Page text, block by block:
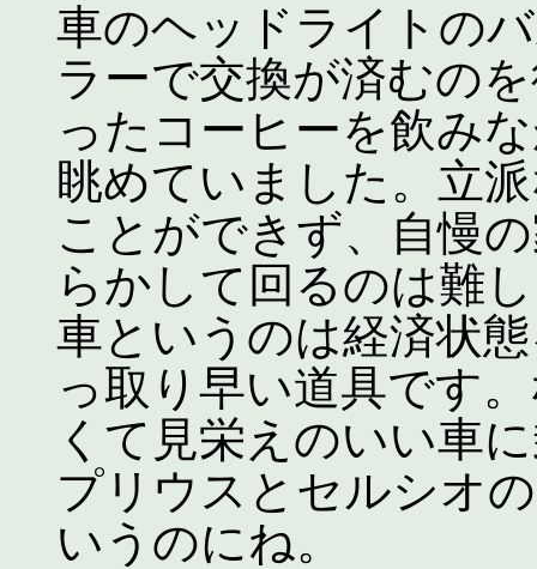
車のヘッドライトの
ラーで交換が済むの
ったコーヒーを飲み
眺めていました。立
ことができず、自慢
らかして回るのは難
車というのは経済状
っ取り早い道具です
くて見栄えのいい車
プリウスとセルシオ
いうのにね。